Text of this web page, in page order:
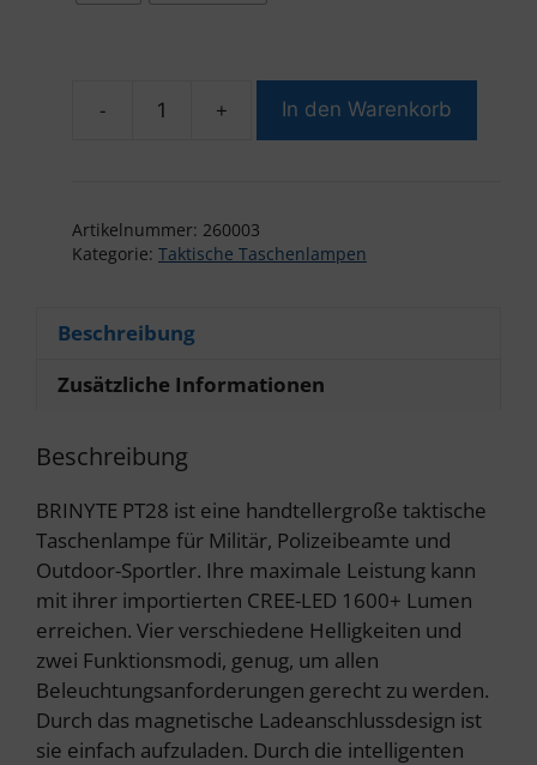
-
Brinyte
Menge
+ In den Warenkorb
Artikelnummer: 260003
Kategorie: Taktische Taschenlampen
Beschreibung
Zusätzliche Informationen
Beschreibung
BRINYTE PT28 ist eine handtellergroße taktische
Taschenlampe für Militär, Polizeibeamte und
Outdoor-Sportler. Ihre maximale Leistung kann
mit ihrer importierten CREE-LED 1600+ Lumen
erreichen. Vier verschiedene Helligkeiten und
zwei Funktionsmodi, genug, um allen
Beleuchtungsanforderungen gerecht zu werden.
Durch das magnetische Ladeanschlussdesign ist
sie einfach aufzuladen. Durch die intelligenten